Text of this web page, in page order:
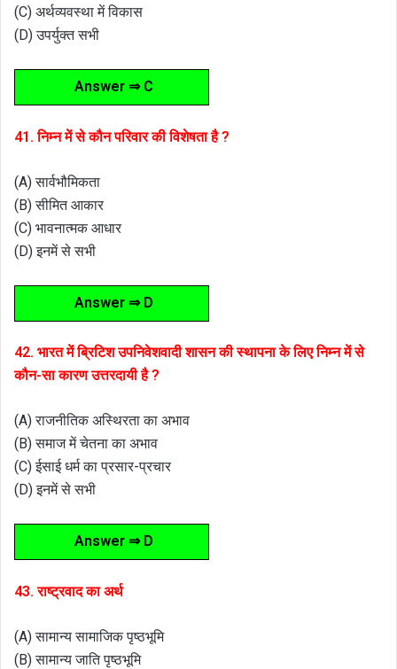
(C) अर्थव्यवस्था में विकास
(D) उपर्युक्त सभी
Answer ⇒ C
41. निम्न में से कौन परिवार की विशेषता है ?
(A) सार्वभौमिकता
(B) सीमित आकार
(C) भावनात्मक आधार
(D) इनमें से सभी
Answer ⇒ D
42. भारत में ब्रिटिश उपनिवेशवादी शासन की स्थापना के लिए निम्न में से
कौन-सा कारण उत्तरदायी है ?
(A) राजनीतिक अस्थिरता का अभाव
(B) समाज में चेतना का अभाव
(C) ईसाई धर्म का प्रसार-प्रचार
(D) इनमें से सभी
Answer ⇒ D
43. राष्ट्रवाद का अर्थ
(A) सामान्य सामाजिक पृष्ठभूमि
(B) सामान्य जाति पृष्ठभूमि